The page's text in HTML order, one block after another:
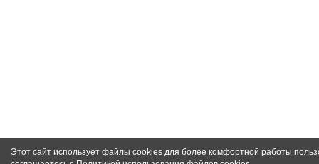
Этот сайт использует файлы cookies для более комфортной работы